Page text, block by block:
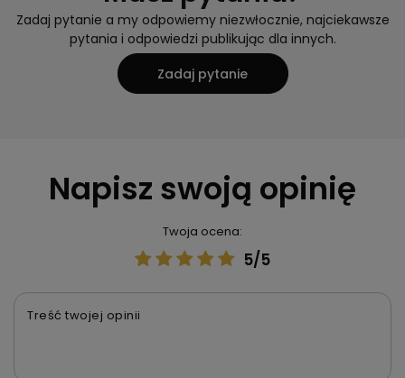
Zadaj pytanie a my odpowiemy niezwłocznie, najciekawsze
pytania i odpowiedzi publikując dla innych.
Zadaj pytanie
Napisz swoją opinię
Twoja ocena:
5/5
Treść twojej opinii